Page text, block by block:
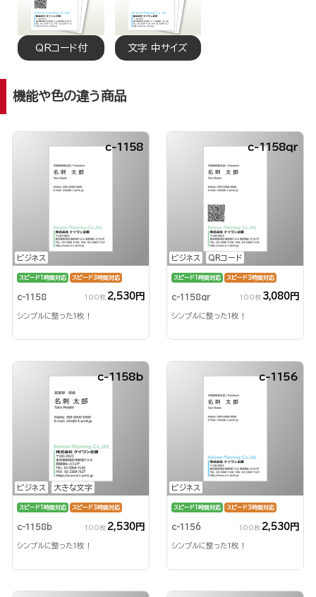
QRコード付 文字 中サイズ
機能や色の違う商品
ビジネス
c-1158
スピード1時間対応 スピード3時間対応
c-1158 100枚 2,530円
シンプルに整った1枚！
ビジネス QRコード
c-1158qr
スピード1時間対応 スピード3時間対応
c-1158qr 100枚 3,080円
シンプルに整った1枚！
ビジネス 大きな文字
c-1158b
スピード1時間対応 スピード3時間対応
c-1158b 100枚 2,530円
シンプルに整った1枚！
ビジネス
c-1156
スピード1時間対応 スピード3時間対応
c-1156 100枚 2,530円
シンプルに整った1枚！